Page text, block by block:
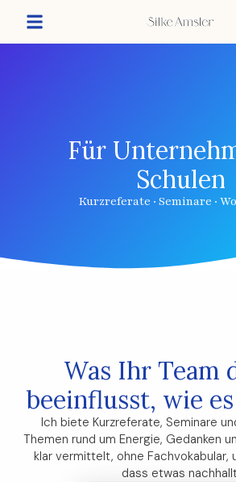
Für
Schulen
Kurzreferate · Seminare ·
Was Ihr Team
beeinflusst, wie
Ich biete Kurzreferate, Seminare
Themen rund um Energie, Gedanken
klar vermittelt, ohne
dass etwas